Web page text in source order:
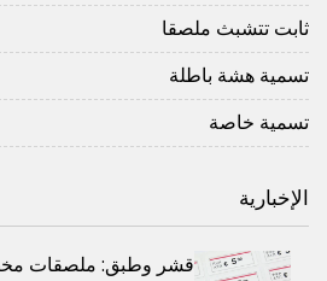
ثابت تتشبث ملصقا
تسمية هشة باطلة
تسمية خاصة
الإخبارية
قشر وطبق: ملصقات